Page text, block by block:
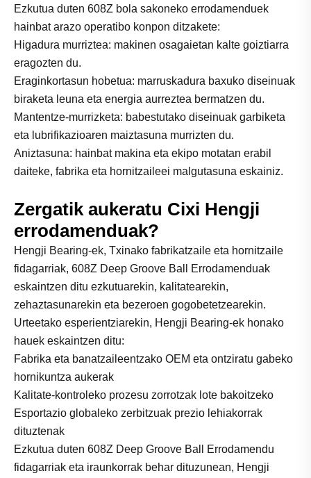
Ezkutua duten 608Z bola sakoneko errodamenduek
hainbat arazo operatibo konpon ditzakete:
Higadura murriztea: makinen osagaietan kalte goiztiarra
eragozten du.
Eraginkortasun hobetua: marruskadura baxuko diseinuak
biraketa leuna eta energia aurreztea bermatzen du.
Mantentze-murrizketa: babestutako diseinuak garbiketa
eta lubrifikazioaren maiztasuna murrizten du.
Aniztasuna: hainbat makina eta ekipo motatan erabil
daiteke, fabrika eta hornitzaileei malgutasuna eskainiz.
Zergatik aukeratu Cixi Hengji
errodamenduak?
Hengji Bearing-ek, Txinako fabrikatzaile eta hornitzaile
fidagarriak, 608Z Deep Groove Ball Errodamenduak
eskaintzen ditu ezkutuarekin, kalitatearekin,
zehaztasunarekin eta bezeroen gogobetetzearekin.
Urteetako esperientziarekin, Hengji Bearing-ek honako
hauek eskaintzen ditu:
Fabrika eta banatzaileentzako OEM eta ontziratu gabeko
hornikuntza aukerak
Kalitate-kontroleko prozesu zorrotzak lote bakoitzeko
Esportazio globaleko zerbitzuak prezio lehiakorrak
dituztenak
Ezkutua duten 608Z Deep Groove Ball Errodamendu
fidagarriak eta iraunkorrak behar dituzunean, Hengji